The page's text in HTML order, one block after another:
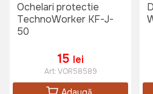
120 lei
Casca de
Ochelari protectie
TechnoWorker KF-J-
50
15 lei
Art:VOR58589